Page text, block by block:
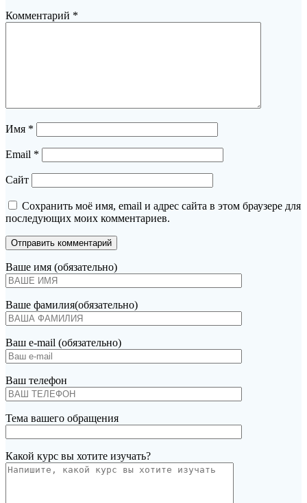
Комментарий *
Имя *
Email *
Сайт
Сохранить моё имя, email и адрес сайта в этом браузере для
последующих моих комментариев.
Ваше имя (обязательно)
Ваше фамилия(обязательно)
Ваш e-mail (обязательно)
Ваш телефон
Тема вашего обращения
Какой курс вы хотите изучать?